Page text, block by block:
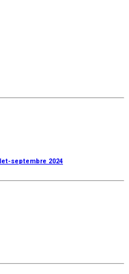
septembre 2024